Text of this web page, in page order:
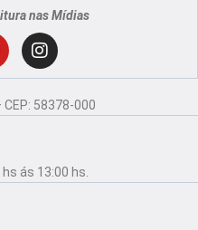
nas Mídias
I
n
s
g
r
58378-000
ás 13:00 hs.